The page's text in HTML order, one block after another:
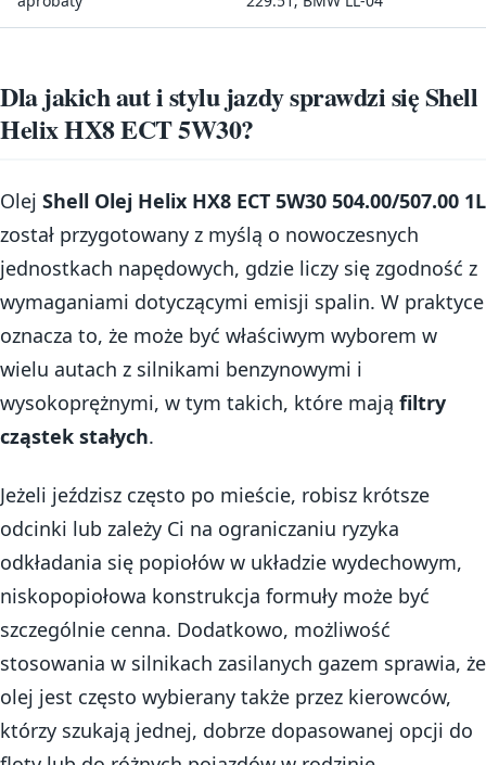
Dla jakich aut i stylu jazdy sprawdzi się Shell
Helix HX8 ECT 5W30?
Olej Shell Olej Helix HX8 ECT 5W30 504.00/507.00 1L
został przygotowany z myślą o nowoczesnych
jednostkach napędowych, gdzie liczy się zgodność z
wymaganiami dotyczącymi emisji spalin. W praktyce
oznacza to, że może być właściwym wyborem w
wielu autach z silnikami benzynowymi i
wysokoprężnymi, w tym takich, które mają filtry
cząstek stałych.
Jeżeli jeździsz często po mieście, robisz krótsze
odcinki lub zależy Ci na ograniczaniu ryzyka
odkładania się popiołów w układzie wydechowym,
niskopopiołowa konstrukcja formuły może być
szczególnie cenna. Dodatkowo, możliwość
stosowania w silnikach zasilanych gazem sprawia, że
olej jest często wybierany także przez kierowców,
którzy szukają jednej, dobrze dopasowanej opcji do